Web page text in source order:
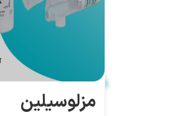
مزلوسیلین